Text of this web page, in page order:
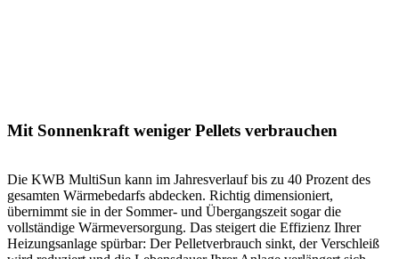
Mit Sonnenkraft weniger Pellets verbrauchen
Die KWB MultiSun kann im Jahresverlauf bis zu 40 Prozent des
gesamten Wärmebedarfs abdecken. Richtig dimensioniert,
übernimmt sie in der Sommer- und Übergangszeit sogar die
vollständige Wärmeversorgung. Das steigert die Effizienz Ihrer
Heizungsanlage spürbar: Der Pelletverbrauch sinkt, der Verschleiß